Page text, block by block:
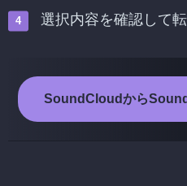
選択内容を確認して
SoundCloudから